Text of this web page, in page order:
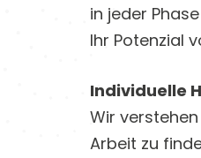
in jeder
Ihr Potenzial
Individuelle
Wir
Arbeit zu